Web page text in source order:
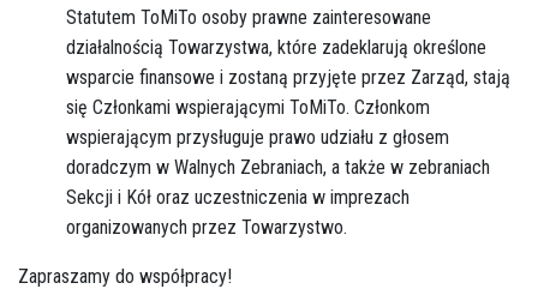
Statutem ToMiTo osoby prawne zainteresowane
działalnością Towarzystwa, które zadeklarują określone
wsparcie finansowe i zostaną przyjęte przez Zarząd, stają
się Członkami wspierającymi ToMiTo. Członkom
wspierającym przysługuje prawo udziału z głosem
doradczym w Walnych Zebraniach, a także w zebraniach
Sekcji i Kół oraz uczestniczenia w imprezach
organizowanych przez Towarzystwo.
Zapraszamy do współpracy!